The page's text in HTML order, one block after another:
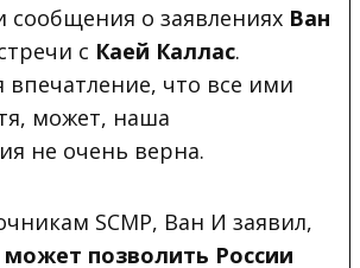
сообщения о заявлениях Ван
с Каей Каллас.
впечатление, что все ими
может, наша
не очень верна.
SCMP, Ван И заявил,
может позволить России